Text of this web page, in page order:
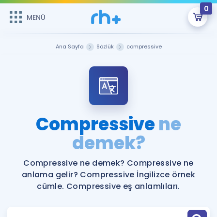
MENÜ
0
Şifremi Hatırlamıyorum
Sepetin Şu An Boş.
Remzi Hoca ile seni sınava hazırlayacak onlarca eğitim seni
bekliyor!
MENÜ
Katılımcı Görüşleri
Faydalı Araçlar
Ücretsiz Kaynaklar
İngilizce Gramer
Ana Sayfa Sözlük compressive
Compressivene
demek?
Compressive ne demek? Compressive ne
anlama gelir? Compressive İngilizce örnek
cümle. Compressive eş anlamlıları.